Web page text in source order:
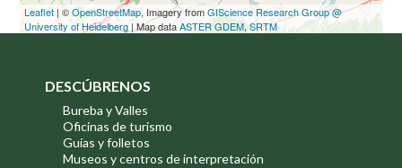
Leaflet | ©OpenStreetMap, Imagery fromGIScience Research Group @
University of Heidelberg | Map dataASTER GDEM,SRTM
DESCÚBRENOS
Bureba y Valles
Oficinas de turismo
Guías y folletos
Museos y centros de interpretación